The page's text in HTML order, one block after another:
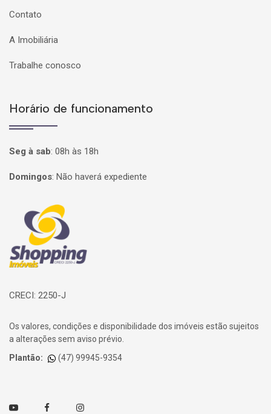
Contato
A Imobiliária
Trabalhe conosco
Horário de funcionamento
Seg à sab: 08h às 18h
Domingos: Não haverá expediente
Página inicial
CRECI: 2250-J
Os valores, condições e disponibilidade dos imóveis estão sujeitos
a alterações sem aviso prévio.
Plantão:
(47) 99945-9354
Youtube FacebookInstagram